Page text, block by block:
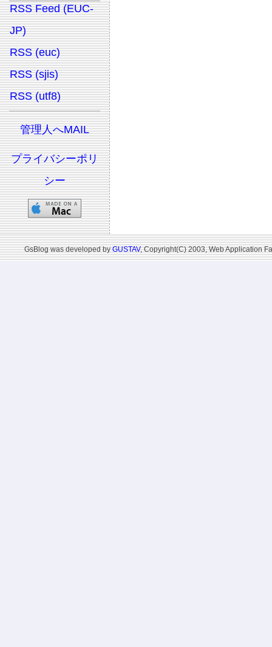
RSS Feed (EUC-
JP)
RSS (euc)
RSS (sjis)
RSS (utf8)
管理人へMAIL
プライバシーポリ
シー
GsBlog was developed byGUSTAV, Copyright(C) 2003, Web Application